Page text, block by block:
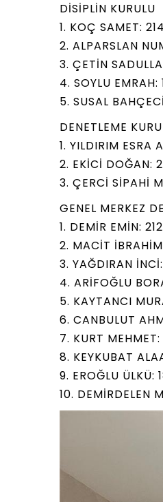
DİSİPLİN KURULU
1. KOÇ SAMET: 214
2. ALPARSLAN
3. ÇETİN
4. SOYLU EMRAH:
5. SUSAL
DENETLEME
1. YILDIRIM ESRA
2. EKİCİ DOĞAN:
3. ÇERCİ SİPAHİ
GENEL MERKEZ
1. DEMİR EMİN: 212
2. MACİT
3. YAĞDIRAN
4. ARİFOĞLU
5. KAYTANCI
6. CANBULUT
7. KURT MEHMET:
8. KEYKUBAT
9. EROĞLU ÜLKÜ:
10. DEMİRDELEN